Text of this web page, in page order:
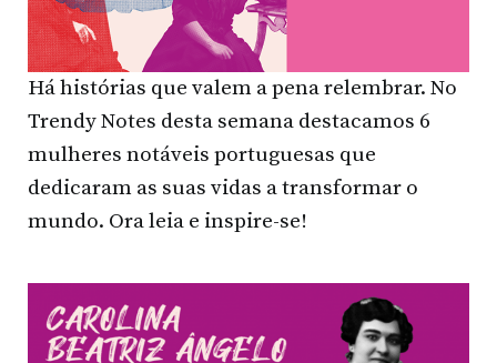
Há histórias que valem a pena relembrar. No
Trendy Notes desta semana destacamos 6
mulheres notáveis portuguesas que
dedicaram as suas vidas a transformar o
mundo. Ora leia e inspire-se!